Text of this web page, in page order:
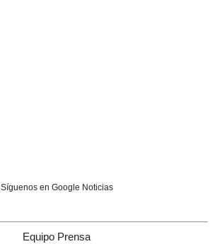
Síguenos en Google Noticias
Equipo Prensa